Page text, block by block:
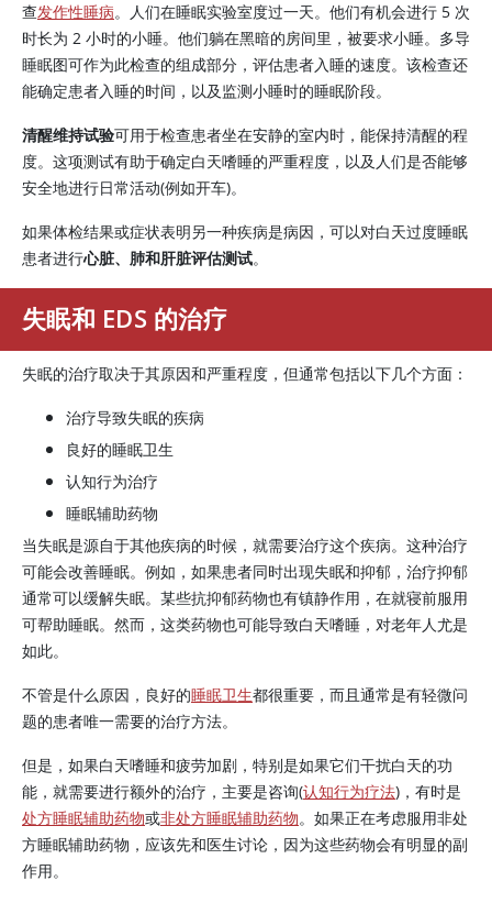
查发作性睡病。人们在睡眠实验室度过一天。他们有机会进行 5 次
时长为 2 小时的小睡。他们躺在黑暗的房间里，被要求小睡。多导
睡眠图可作为此检查的组成部分，评估患者入睡的速度。该检查还
能确定患者入睡的时间，以及监测小睡时的睡眠阶段。
清醒维持试验可用于检查患者坐在安静的室内时，能保持清醒的程
度。这项测试有助于确定白天嗜睡的严重程度，以及人们是否能够
安全地进行日常活动(例如开车)。
如果体检结果或症状表明另一种疾病是病因，可以对白天过度睡眠
患者进行心脏、肺和肝脏评估测试。
失眠和 EDS 的治疗
失眠的治疗取决于其原因和严重程度，但通常包括以下几个方面：
治疗导致失眠的疾病
良好的睡眠卫生
认知行为治疗
睡眠辅助药物
当失眠是源自于其他疾病的时候，就需要治疗这个疾病。这种治疗
可能会改善睡眠。例如，如果患者同时出现失眠和抑郁，治疗抑郁
通常可以缓解失眠。某些抗抑郁药物也有镇静作用，在就寝前服用
可帮助睡眠。然而，这类药物也可能导致白天嗜睡，对老年人尤是
如此。
不管是什么原因，良好的睡眠卫生都很重要，而且通常是有轻微问
题的患者唯一需要的治疗方法。
但是，如果白天嗜睡和疲劳加剧，特别是如果它们干扰白天的功
能，就需要进行额外的治疗，主要是咨询(认知行为疗法)，有时是
处方睡眠辅助药物或非处方睡眠辅助药物。如果正在考虑服用非处
方睡眠辅助药物，应该先和医生讨论，因为这些药物会有明显的副
作用。